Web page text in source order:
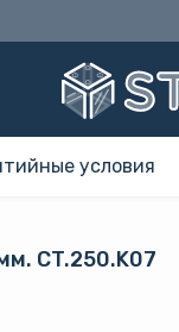
условия
CT.250.K07